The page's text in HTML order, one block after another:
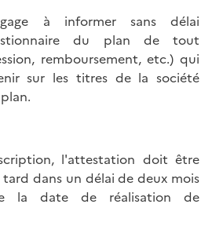
à informer sans délai
du plan de tout
remboursement, etc.) qui
sur les titres de la société
l'attestation doit être
dans un délai de deux mois
la date de réalisation de